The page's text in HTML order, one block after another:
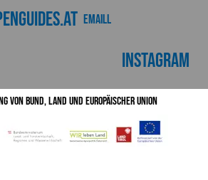
emaill
Instagram
von Bund, Land und Europäischer Union